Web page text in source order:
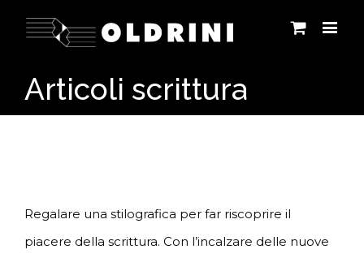
Articoli scrittura
Regalare una stilografica per far riscoprire il
piacere della scrittura. Con l’incalzare delle nuove